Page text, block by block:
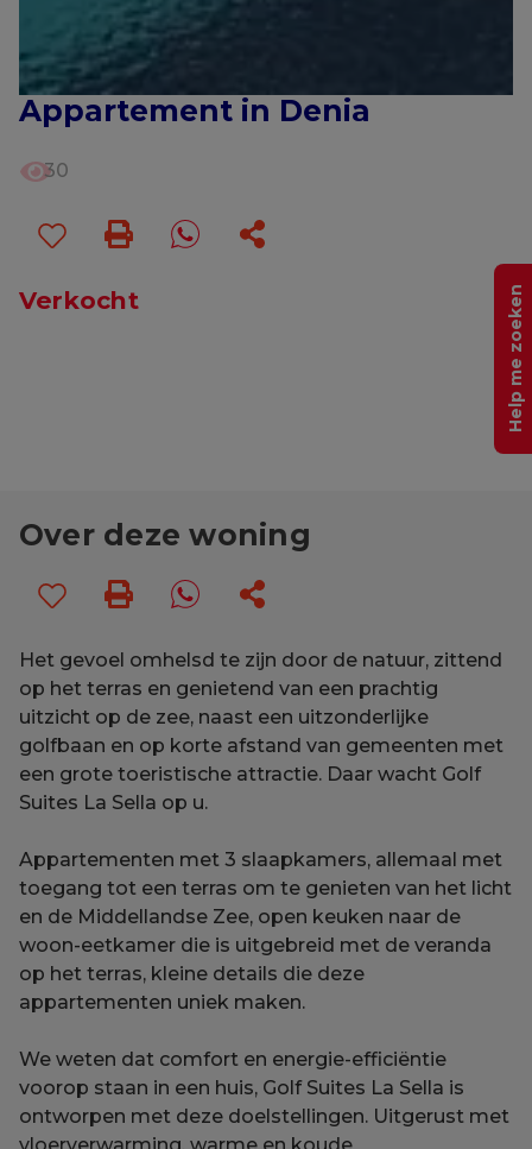
Appartement in Denia
30
Verkocht
Over deze woning
Het gevoel omhelsd te zijn door de natuur, zittend
op het terras en genietend van een prachtig
uitzicht op de zee, naast een uitzonderlijke
golfbaan en op korte afstand van gemeenten met
een grote toeristische attractie. Daar wacht Golf
Suites La Sella op u.
Appartementen met 3 slaapkamers, allemaal met
toegang tot een terras om te genieten van het licht
en de Middellandse Zee, open keuken naar de
woon-eetkamer die is uitgebreid met de veranda
op het terras, kleine details die deze
appartementen uniek maken.
We weten dat comfort en energie-efficiëntie
voorop staan in een huis, Golf Suites La Sella is
ontworpen met deze doelstellingen. Uitgerust met
Help me zoeken